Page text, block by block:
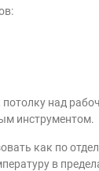
над
инструментом.
как по
в